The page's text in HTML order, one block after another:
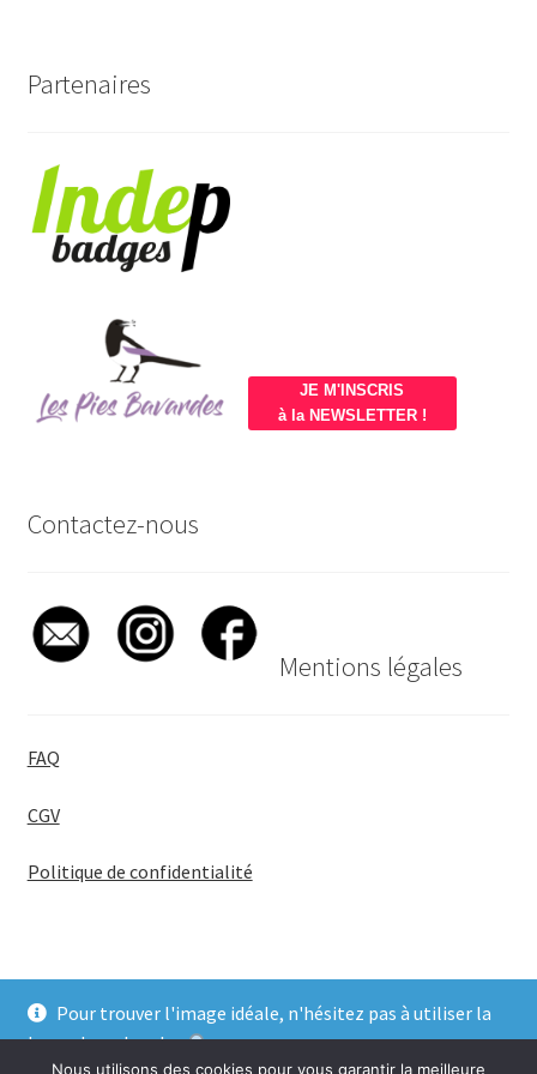
Pour trouver l'image idéale, n'hésitez pas à utiliser la
barre de recherche
Partenaires
JE M'INSCRIS
à la NEWSLETTER !
Contactez-nous
Mentions légales
FAQ
CGV
Politique de confidentialité
© BadgeGirl® 2026
Nous utilisons des cookies pour vous garantir la meilleure